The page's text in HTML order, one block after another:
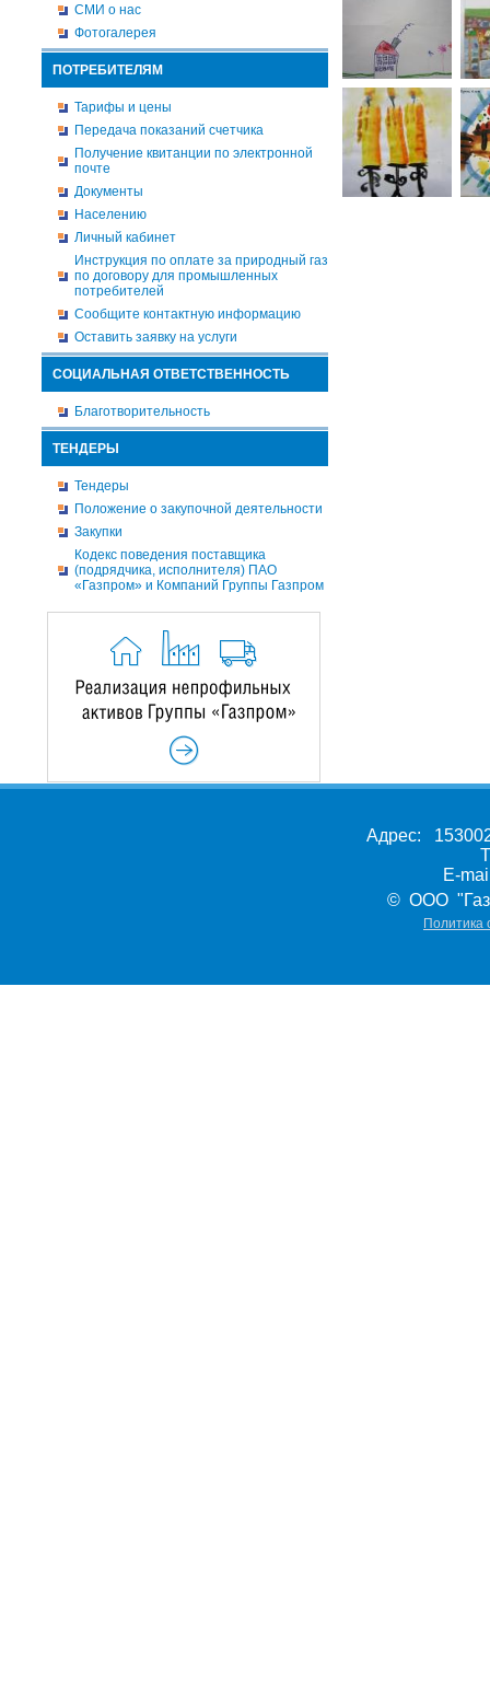
СМИ о нас
Фотогалерея
ПОТРЕБИТЕЛЯМ
Тарифы и цены
Передача показаний счетчика
Получение квитанции по электронной
почте
Документы
Населению
Личный кабинет
Инструкция по оплате за природный газ
по договору для промышленных
потребителей
Сообщите контактную информацию
Оставить заявку на услуги
СОЦИАЛЬНАЯ ОТВЕТСТВЕННОСТЬ
Благотворительность
ТЕНДЕРЫ
Тендеры
Положение о закупочной деятельности
Закупки
Кодекс поведения поставщика
(подрядчика, исполнителя) ПАО
«Газпром» и Компаний Группы Газпром
Адрес:
E-
© ООО
Политика